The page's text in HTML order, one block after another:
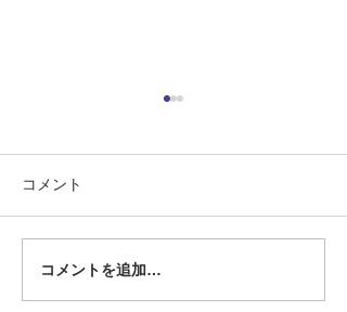
英国ファンボロー国際航
空ショーにて弊社技術が
コメント
コメントを追加…